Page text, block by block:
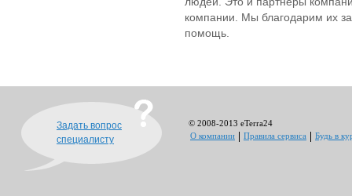
компании. Мы благодарим их
помощь.
Задать вопрос
специалисту
© 2008-2013 eTerra24
О компании
Правила сервиса Будь в